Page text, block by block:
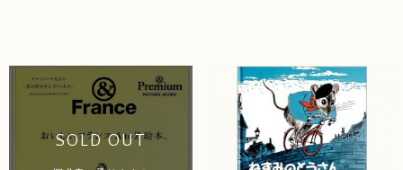
SOLD OUT